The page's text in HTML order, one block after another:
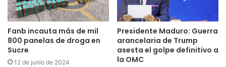
Fanb incauta más de mil
800 panelas de droga en
Sucre
12 de junio de 2024
Presidente Maduro: Guerra
arancelaria de Trump
asesta el golpe definitivo a
la OMC